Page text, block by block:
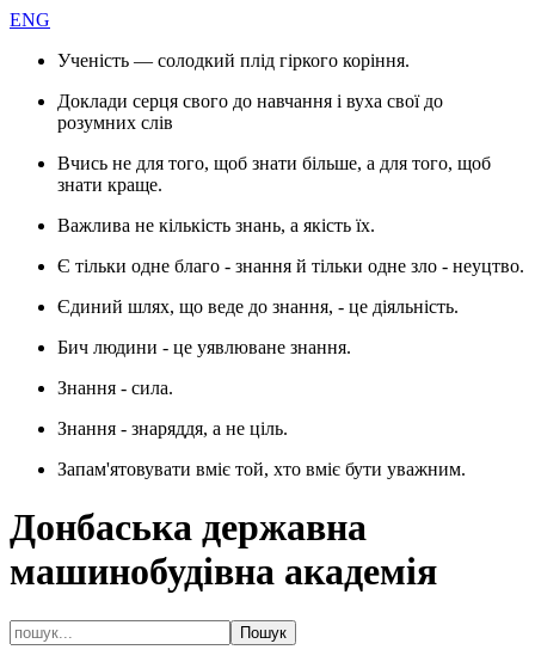
ENG
Ученість — солодкий плід гіркого коріння.
Доклади серця свого до навчання і вуха свої до
розумних слів
Вчись не для того, щоб знати більше, а для того, щоб
знати краще.
Важлива не кількість знань, а якість їх.
Є тільки одне благо - знання й тільки одне зло - неуцтво.
Єдиний шлях, що веде до знання, - це діяльність.
Бич людини - це уявлюване знання.
Знання - сила.
Знання - знаряддя, а не ціль.
Запам'ятовувати вміє той, хто вміє бути уважним.
Донбаська державна
машинобудівна академія